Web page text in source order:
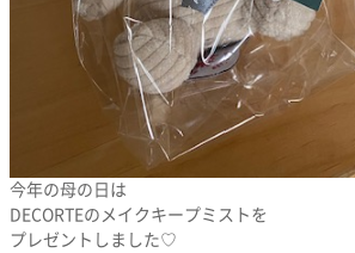
今年の母の日は
DECORTEのメイクキープミストを
プレゼントしました♡